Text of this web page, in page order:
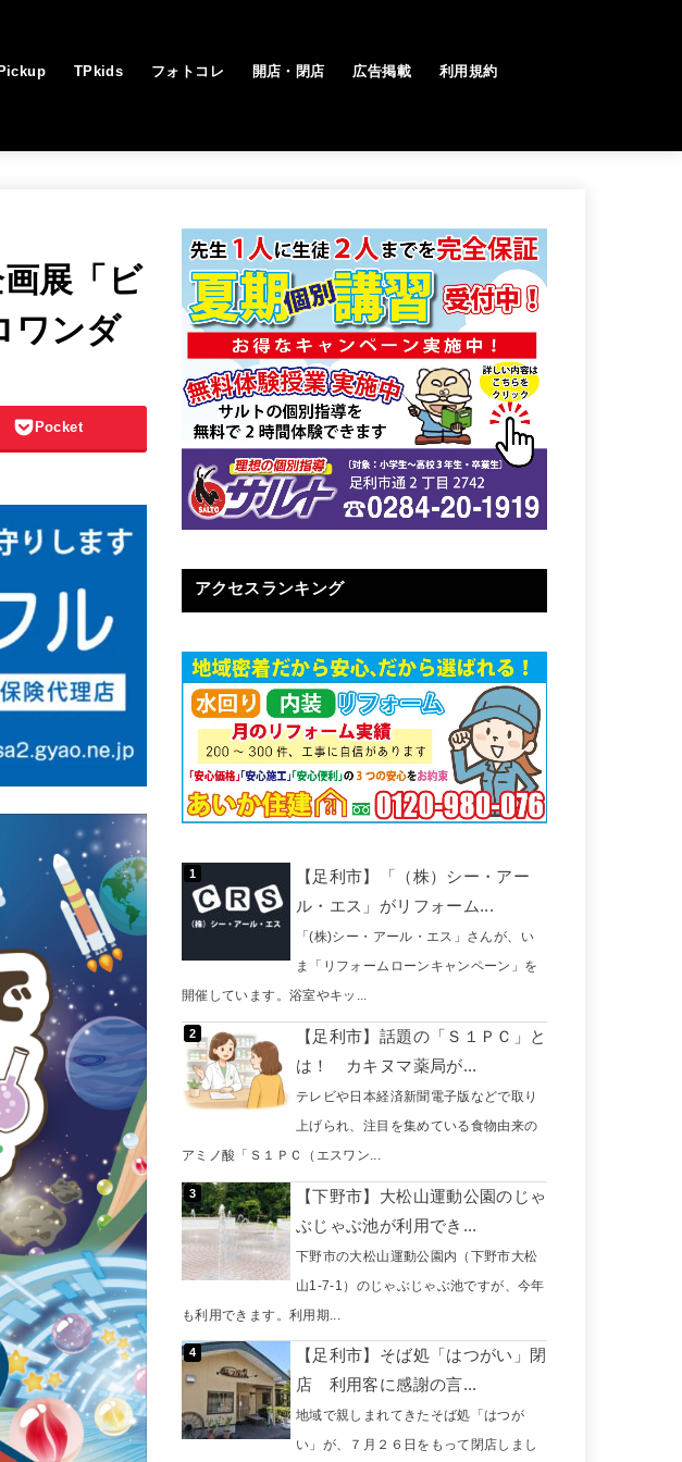
Pickup TPkids フォトコレ 開店・閉店 広告掲載 利用規約
展「ビ
ワンダ
Pocket
アクセスランキング
【足利市】「（株）シー・アー
ル・エス」がリフォーム...
「(株)シー・アール・エス」さんが、い
ま「リフォームローンキャンペーン」を
開催しています。浴室やキッ...
【足利市】話題の「Ｓ１ＰＣ」と
は！ カキヌマ薬局が...
テレビや日本経済新聞電子版などで取り
上げられ、注目を集めている食物由来の
アミノ酸「Ｓ１ＰＣ（エスワン...
【下野市】大松山運動公園のじゃ
ぶじゃぶ池が利用でき...
下野市の大松山運動公園内（下野市大松
山1-7-1）のじゃぶじゃぶ池ですが、今年
も利用できます。利用期...
【足利市】そば処「はつがい」閉
店 利用客に感謝の言...
地域で親しまれてきたそば処「はつが
い」が、７月２６日をもって閉店しまし